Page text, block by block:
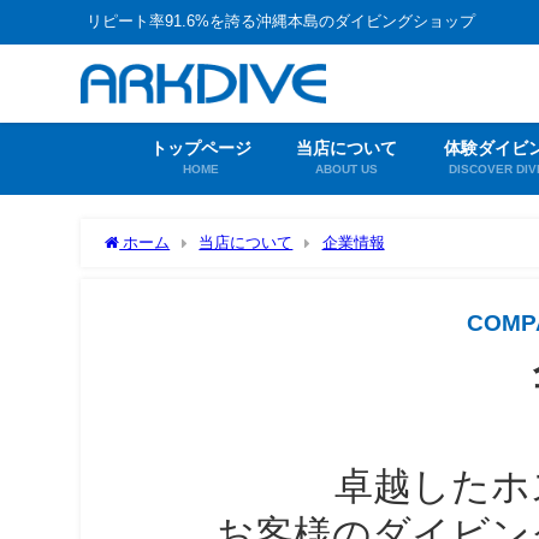
リピート率91.6%を誇る沖縄本島のダイビングショップ
トップページ
HOME
当店について
ABOUT US
体験ダイビ
DISCOVER
ホーム 当店について 企業情報
卓越した